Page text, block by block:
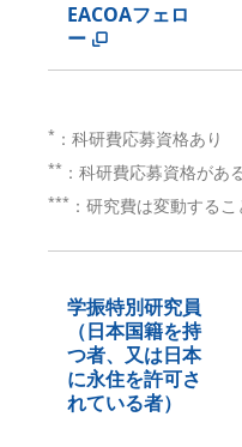
EACOAフェロ
ー
* ：科研費応募資格あり
** ：科研費応募資格があ
*** ：研究費は変動する
学振特別研究員
（日本国籍を持
つ者、又は日本
に永住を許可さ
れている者）